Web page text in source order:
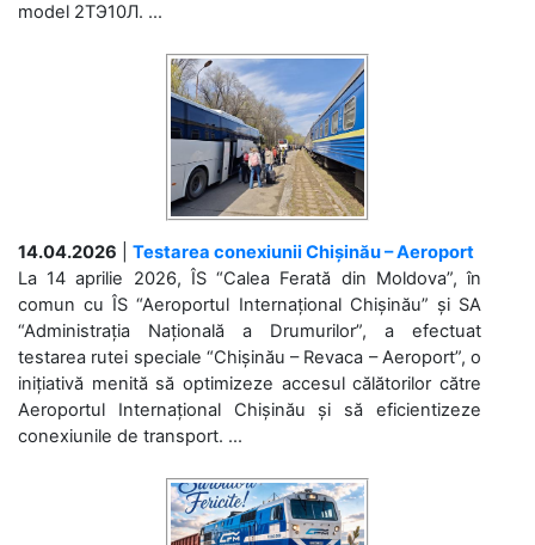
model 2ТЭ10Л. ...
14.04.2026
Testarea conexiunii Chișinău – Aeroport
La 14 aprilie 2026, ÎS “Calea Ferată din Moldova”, în
comun cu ÎS “Aeroportul Internațional Chișinău” și SA
“Administrația Națională a Drumurilor”, a efectuat
testarea rutei speciale “Chișinău – Revaca – Aeroport”, o
inițiativă menită să optimizeze accesul călătorilor către
Aeroportul Internațional Chișinău și să eficientizeze
conexiunile de transport. ...